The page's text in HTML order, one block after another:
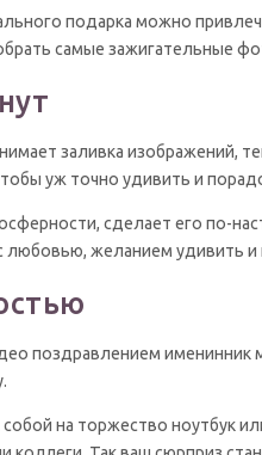
подарка можно
самые зажигательные
заливка изображений,
уж точно удивить и
сделает его по-
любовью, желанием удивить
поздравлением именинник
на торжество ноутбук